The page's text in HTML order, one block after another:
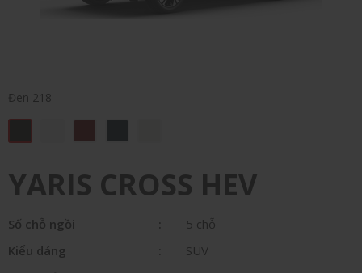
Đen 218
YARIS CROSS HEV
Số chỗ ngồi
5 chỗ
Kiểu dáng
SUV